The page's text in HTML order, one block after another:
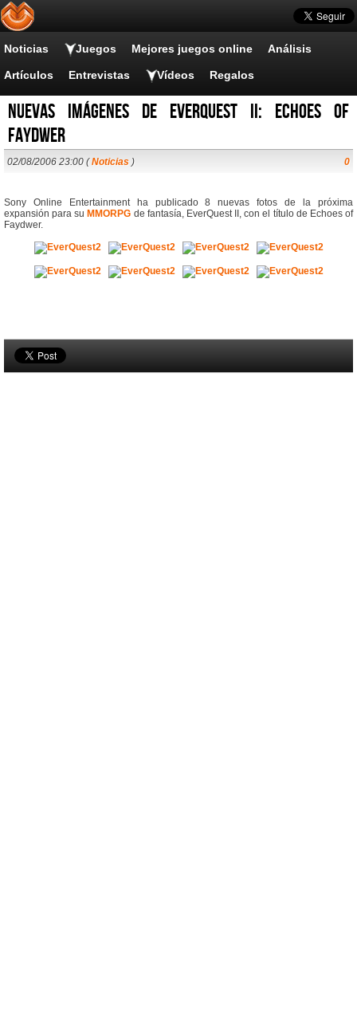
Noticias Juegos Mejores juegos online Análisis
Artículos Entrevistas Vídeos Regalos
Nuevas imágenes de EverQuest II: Echoes of
Faydwer
02/08/2006 23:00 (Noticias ) 0
Sony Online Entertainment ha publicado 8 nuevas fotos de la próxima
expansión para su MMORPG de fantasía, EverQuest II, con el título de Echoes of
Faydwer.